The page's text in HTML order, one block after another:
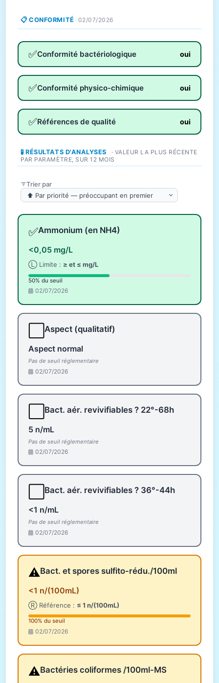
📋 CONFORMITÉ 02/07/2026
✅Conformité bactériologique oui
✅Conformité physico-chimique oui
✅Références de qualité oui
🧪 RÉSULTATS D'ANALYSES
· VALEUR LA PLUS RÉCENTE
PAR PARAMÈTRE, SUR 12 MOIS
Trier par
✅Ammonium (en NH4)
<0,05 mg/L
Ⓛ Limite : ≥ et ≤ mg/L
50% du seuil
02/07/2026
Aspect (qualitatif)
Aspect normal
Pas de seuil réglementaire
02/07/2026
Bact. aér. revivifiables ? 22°-68h
5 n/mL
Pas de seuil réglementaire
02/07/2026
Bact. aér. revivifiables ? 36°-44h
<1 n/mL
Pas de seuil réglementaire
02/07/2026
⚠️Bact. et spores sulfito-rédu./100ml
<1 n/(100mL)
Ⓡ Référence : ≤ 1 n/(100mL)
100% du seuil
02/07/2026
⚠️Bactéries coliformes /100ml-MS